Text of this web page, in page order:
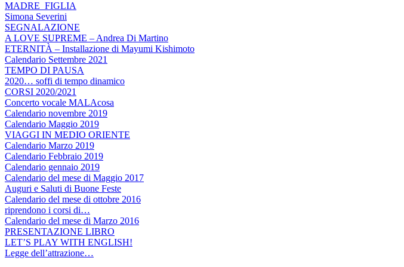
MADRE_FIGLIA
Simona Severini
SEGNALAZIONE
A LOVE SUPREME – Andrea Di Martino
ETERNITÀ – Installazione di Mayumi Kishimoto
Calendario Settembre 2021
TEMPO DI PAUSA
2020… soffi di tempo dinamico
CORSI 2020/2021
Concerto vocale MALAcosa
Calendario novembre 2019
Calendario Maggio 2019
VIAGGI IN MEDIO ORIENTE
Calendario Marzo 2019
Calendario Febbraio 2019
Calendario gennaio 2019
Calendario del mese di Maggio 2017
Auguri e Saluti di Buone Feste
Calendario del mese di ottobre 2016
riprendono i corsi di…
Calendario del mese di Marzo 2016
PRESENTAZIONE LIBRO
LET’S PLAY WITH ENGLISH!
Legge dell’attrazione…